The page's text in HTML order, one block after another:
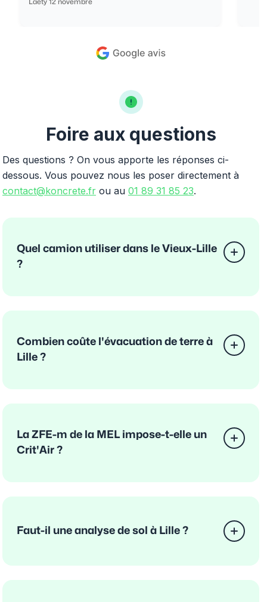
Laëty 12 novembre
Foire aux questions
Des questions ? On vous apporte les réponses ci-
dessous. Vous pouvez nous les poser directement à
contact@koncrete.fr ou au 01 89 31 85 23.
Quel camion utiliser dans le Vieux-Lille
?
Combien coûte l'évacuation de terre à
Lille ?
La ZFE-m de la MEL impose-t-elle un
Crit'Air ?
Faut-il une analyse de sol à Lille ?